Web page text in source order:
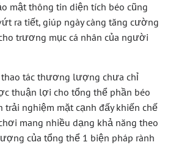
mật thông tin diện tích béo cũng
ra tiết, giúp ngày càng tăng cường
trương mục cá nhân của người
tác thương lượng chưa chỉ
thuận lợi cho tổng thể phần béo
nghiệm mặt cạnh đấy khiến chế
mang nhiều dạng khả năng theo
của tổng thể 1 biện pháp rành